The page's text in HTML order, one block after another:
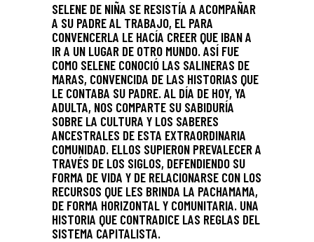
SELENE DE NIÑA SE RESISTÍA A ACOMPAÑAR
A SU PADRE AL TRABAJO, EL PARA
CONVENCERLA LE HACÍA CREER QUE IBAN A
IR A UN LUGAR DE OTRO MUNDO. ASÍ FUE
COMO SELENE CONOCIÓ LAS SALINERAS DE
MARAS, CONVENCIDA DE LAS HISTORIAS QUE
LE CONTABA SU PADRE. AL DÍA DE HOY, YA
ADULTA, NOS COMPARTE SU SABIDURÍA
SOBRE LA CULTURA Y LOS SABERES
ANCESTRALES DE ESTA EXTRAORDINARIA
COMUNIDAD. ELLOS SUPIERON PREVALECER A
TRAVÉS DE LOS SIGLOS, DEFENDIENDO SU
FORMA DE VIDA Y DE RELACIONARSE CON LOS
RECURSOS QUE LES BRINDA LA PACHAMAMA,
DE FORMA HORIZONTAL Y COMUNITARIA. UNA
HISTORIA QUE CONTRADICE LAS REGLAS DEL
SISTEMA CAPITALISTA.